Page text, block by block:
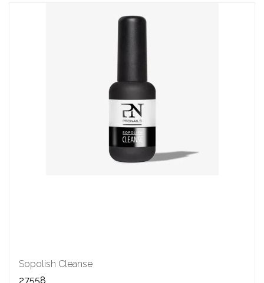
Sopolish Cleanse
27558